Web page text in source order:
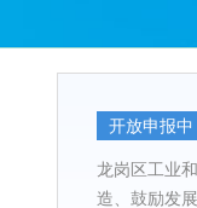
开放申报中
龙岗区工业
造、鼓励发